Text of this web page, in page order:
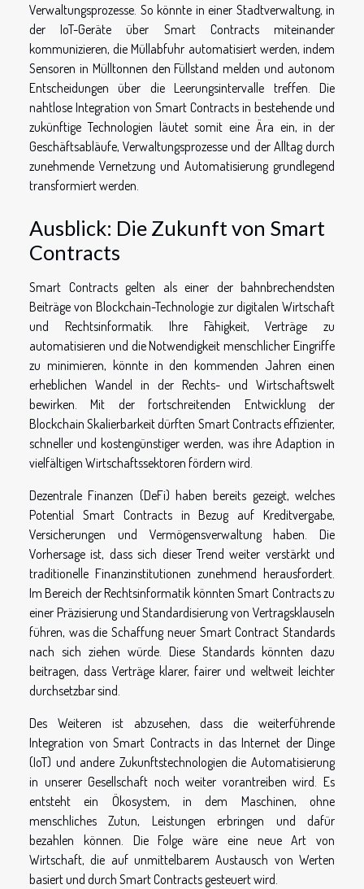
Verwaltungsprozesse. So könnte in einer Stadtverwaltung, in
der IoT-Geräte über Smart Contracts miteinander
kommunizieren, die Müllabfuhr automatisiert werden, indem
Sensoren in Mülltonnen den Füllstand melden und autonom
Entscheidungen über die Leerungsintervalle treffen. Die
nahtlose Integration von Smart Contracts in bestehende und
zukünftige Technologien läutet somit eine Ära ein, in der
Geschäftsabläufe, Verwaltungsprozesse und der Alltag durch
zunehmende Vernetzung und Automatisierung grundlegend
transformiert werden.
Ausblick: Die Zukunft von Smart
Contracts
Smart Contracts gelten als einer der bahnbrechendsten
Beiträge von Blockchain-Technologie zur digitalen Wirtschaft
und Rechtsinformatik. Ihre Fähigkeit, Verträge zu
automatisieren und die Notwendigkeit menschlicher Eingriffe
zu minimieren, könnte in den kommenden Jahren einen
erheblichen Wandel in der Rechts- und Wirtschaftswelt
bewirken. Mit der fortschreitenden Entwicklung der
Blockchain Skalierbarkeit dürften Smart Contracts effizienter,
schneller und kostengünstiger werden, was ihre Adaption in
vielfältigen Wirtschaftssektoren fördern wird.
Dezentrale Finanzen (DeFi) haben bereits gezeigt, welches
Potential Smart Contracts in Bezug auf Kreditvergabe,
Versicherungen und Vermögensverwaltung haben. Die
Vorhersage ist, dass sich dieser Trend weiter verstärkt und
traditionelle Finanzinstitutionen zunehmend herausfordert.
Im Bereich der Rechtsinformatik könnten Smart Contracts zu
einer Präzisierung und Standardisierung von Vertragsklauseln
führen, was die Schaffung neuer Smart Contract Standards
nach sich ziehen würde. Diese Standards könnten dazu
beitragen, dass Verträge klarer, fairer und weltweit leichter
durchsetzbar sind.
Des Weiteren ist abzusehen, dass die weiterführende
Integration von Smart Contracts in das Internet der Dinge
(IoT) und andere Zukunftstechnologien die Automatisierung
in unserer Gesellschaft noch weiter vorantreiben wird. Es
entsteht ein Ökosystem, in dem Maschinen, ohne
menschliches Zutun, Leistungen erbringen und dafür
bezahlen können. Die Folge wäre eine neue Art von
Wirtschaft, die auf unmittelbarem Austausch von Werten
basiert und durch Smart Contracts gesteuert wird.